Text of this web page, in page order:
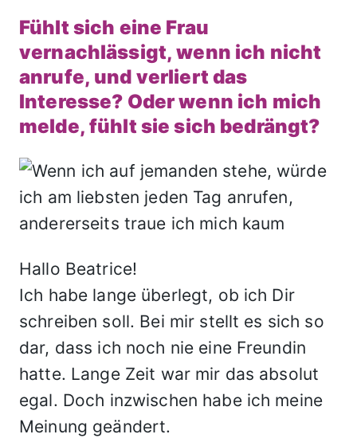
Fühlt sich eine Frau
vernachlässigt, wenn ich nicht
anrufe, und verliert das
Interesse? Oder wenn ich mich
melde, fühlt sie sich bedrängt?
Hallo Beatrice!
Ich habe lange überlegt, ob ich Dir
schreiben soll. Bei mir stellt es sich so
dar, dass ich noch nie eine Freundin
hatte. Lange Zeit war mir das absolut
egal. Doch inzwischen habe ich meine
Meinung geändert.